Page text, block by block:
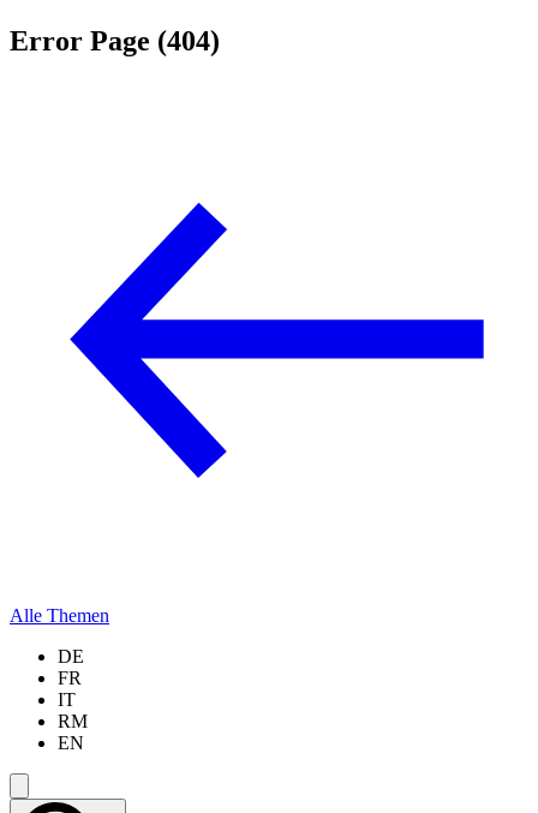
Error Page (404)
Alle Themen
DE
FR
IT
RM
EN